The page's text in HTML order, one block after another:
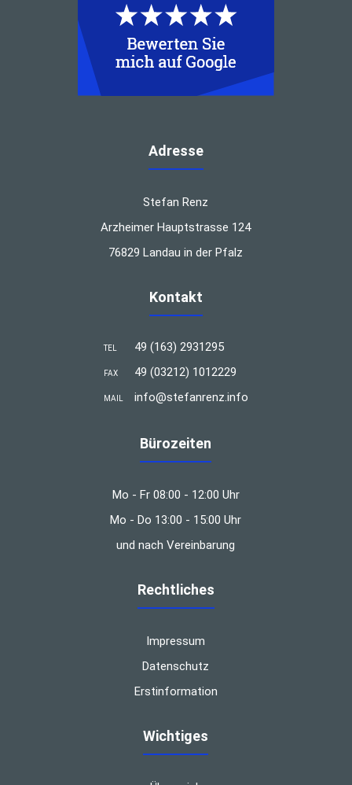
Adresse
Stefan Renz
Arzheimer Hauptstrasse 124
76829 Landau in der Pfalz
Kontakt
TEL 49 (163) 2931295
FAX 49 (03212) 1012229
MAIL info@stefanrenz.info
Bürozeiten
Mo - Fr 08:00 - 12:00 Uhr
Mo - Do 13:00 - 15:00 Uhr
und nach Vereinbarung
Rechtliches
Impressum
Datenschutz
Erstinformation
Wichtiges